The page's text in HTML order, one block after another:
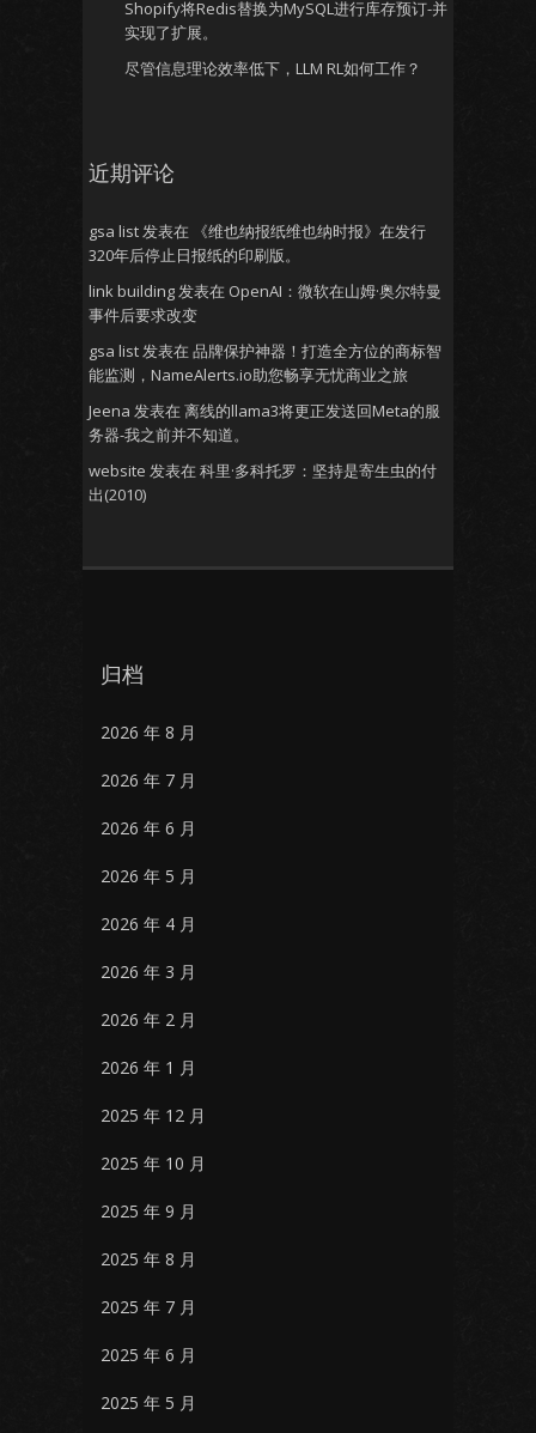
Shopify将Redis替换为MySQL进行库存预订-并
实现了扩展。
尽管信息理论效率低下，LLM RL如何工作？
近期评论
gsa list发表在
《维也纳报纸维也纳时报》在发行
320年后停止日报纸的印刷版。
link building发表在 OpenAI：微软在山姆·奥尔特曼
事件后要求改变
gsa list发表在 品牌保护神器！打造全方位的商标智
能监测，NameAlerts.io助您畅享无忧商业之旅
Jeena 发表在 离线的llama3将更正发送回Meta的服
务器-我之前并不知道。
website 发表在 科里·多科托罗：坚持是寄生虫的付
出(2010)
归档
2026 年 8 月
2026 年 7 月
2026 年 6 月
2026 年 5 月
2026 年 4 月
2026 年 3 月
2026 年 2 月
2026 年 1 月
2025 年 12 月
2025 年 10 月
2025 年 9 月
2025 年 8 月
2025 年 7 月
2025 年 6 月
2025 年 5 月